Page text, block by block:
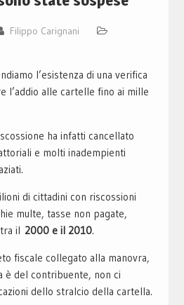
Filippo Carignani
l’esistenza di una verifica
l’addio alle cartelle fino ai mille
ha infatti cancellato
e molti inadempienti
di cittadini con riscossioni
multe, tasse non pagate,
il 2000 e il 2010.
fiscale collegato alla manovra,
è del contribuente, non ci
dello stralcio della cartella.